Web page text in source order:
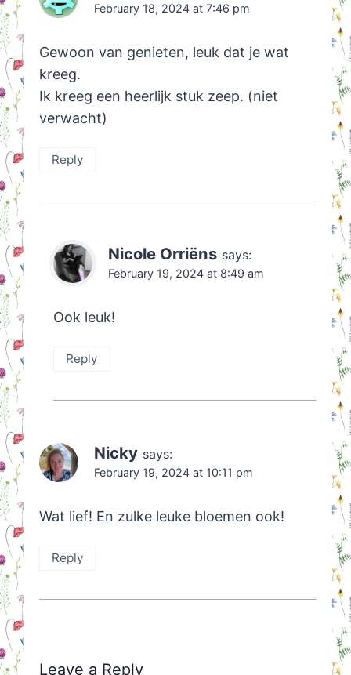
February 18, 2024 at 7:46 pm
Gewoon van genieten, leuk dat je wat
kreeg.
Ik kreeg een heerlijk stuk zeep. (niet
verwacht)
Reply
Nicole Orriëns says:
February 19, 2024 at 8:49 am
Ook leuk!
Reply
Nicky says:
February 19, 2024 at 10:11 pm
Wat lief! En zulke leuke bloemen ook!
Reply
Leave a Reply